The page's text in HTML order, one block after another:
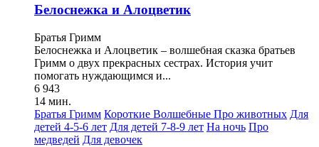
Белоснежка и Алоцветик
Братья Гримм
Белоснежка и Алоцветик – волшебная сказка братьев
Гримм о двух прекрасных сестрах. История учит
помогать нуждающимся и...
6 943
14 мин.
Братья Гримм Короткие Волшебные Про животных Для
детей 4-5-6 лет Для детей 7-8-9 лет На ночь Про
медведей Для девочек